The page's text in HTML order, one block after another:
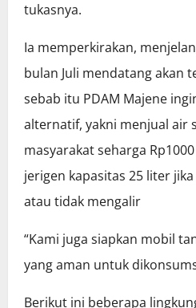
tukasnya.
Ia memperkirakan,
bulan Juli mendatang akan
sebab itu PDAM Majene
alternatif, yakni menjual air
masyarakat seharga
jerigen kapasitas 25 liter
atau tidak mengalir
“Kami juga siapkan mobil
yang aman untuk
Berikut ini beberapa